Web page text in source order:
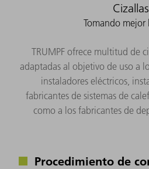
Cizallas
Tomando mejor
TRUMPF ofrece multitud de
adaptadas al objetivo de uso a
instaladores eléctricos,
fabricantes de sistemas de
como a los fabricantes de
Procedimiento de